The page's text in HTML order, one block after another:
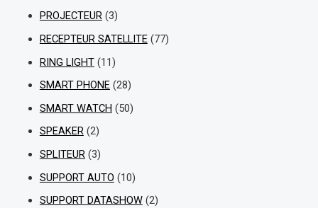
PROJECTEUR (3)
RECEPTEUR SATELLITE (77)
RING LIGHT (11)
SMART PHONE (28)
SMART WATCH (50)
SPEAKER (2)
SPLITEUR (3)
SUPPORT AUTO (10)
SUPPORT DATASHOW (2)